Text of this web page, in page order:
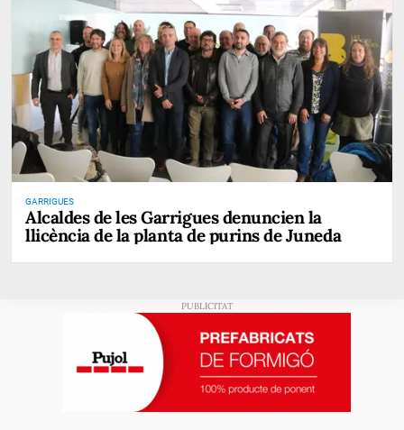
GARRIGUES
Alcaldes de les Garrigues denuncien la
llicència de la planta de purins de Juneda